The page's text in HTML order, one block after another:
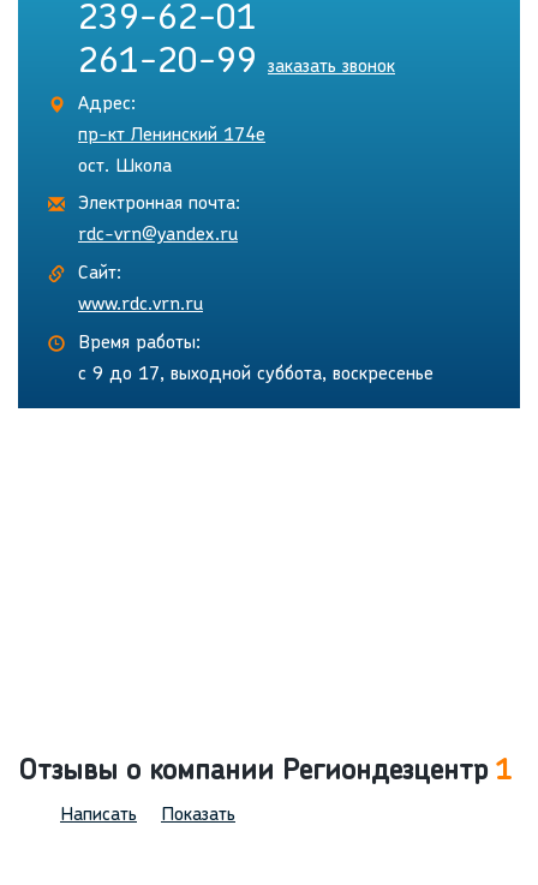
239-62-01
261-20-99
заказать звонок
Адрес:
пр-кт Ленинский 174е
ост. Школа
Электронная почта:
rdc-vrn@yandex.ru
Сайт:
www.rdc.vrn.ru
Время работы:
с 9 до 17, выходной суббота, воскресенье
Отзывы о компании Региондезцентр 1
Написать Показать